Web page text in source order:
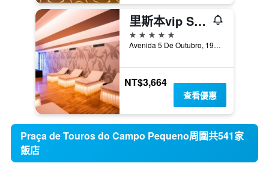
里斯本vip Spa大酒店
5星級
Avenida 5 De Outubro, 197, 里斯本, 里斯本區, 葡萄牙
NT$3,664
查看優惠
Praça de Touros do Campo Pequeno周圍共541家
飯店